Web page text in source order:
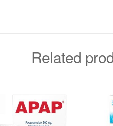
Related